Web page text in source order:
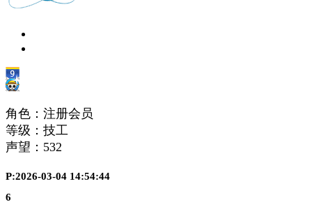
角色：注册会员
等级：技工
声望： 532
P:2026-03-04 14:54:44
6